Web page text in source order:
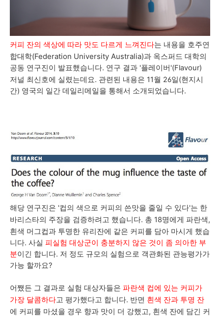
커피 잔의 색상에 따라 맛도 다르게 느껴진다는 내용을 호주연
합대학(Federation University Australia)과 옥스퍼드 대학의
공동 연구진이 발표했습니다. 연구 결과 '플레이버'(Flavour)
저널 최신호에 실렸는데요. 관련된 내용은 11월 26일(현지시
간) 영국의 일간 데일리메일을 통해서 소개되었습니다.
해당 연구진은 '컵의 색으로 커피의 쓴맛을 줄일 수 있다'는 한
바리스타의 주장을 검증하려고 했습니다. 총 18명에게 파란색,
흰색 머그컵과 투명한 유리잔에 같은 커피를 담아 마시게 했습
니다. 사실 피실험 대상군이 충분하지 않은 것이 좀 의아한 부
분이긴 합니다. 저 정도 규모의 실험으로 객관화된 관능평가가
가능 할까요?
어쨌든 그 결과로 실험 대상자들은 파란색 컵에 있는 커피가
가장 달콤하다고 평가했다고 합니다. 반면 흰색 잔과 투명 잔
에 커피를 마셨을 경우 향과 맛이 더 강했고, 흰색 잔에 담긴 커